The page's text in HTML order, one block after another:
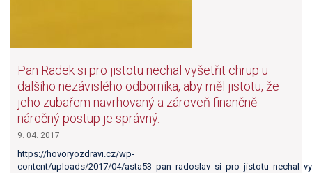
Pan Radek si pro jistotu nechal vyšetřit chrup u
dalšího nezávislého odborníka, aby měl jistotu, že
jeho zubařem navrhovaný a zároveň finančně
náročný postup je správný.
9. 04. 2017
https://hovoryozdravi.cz/wp-
content/uploads/2017/04/